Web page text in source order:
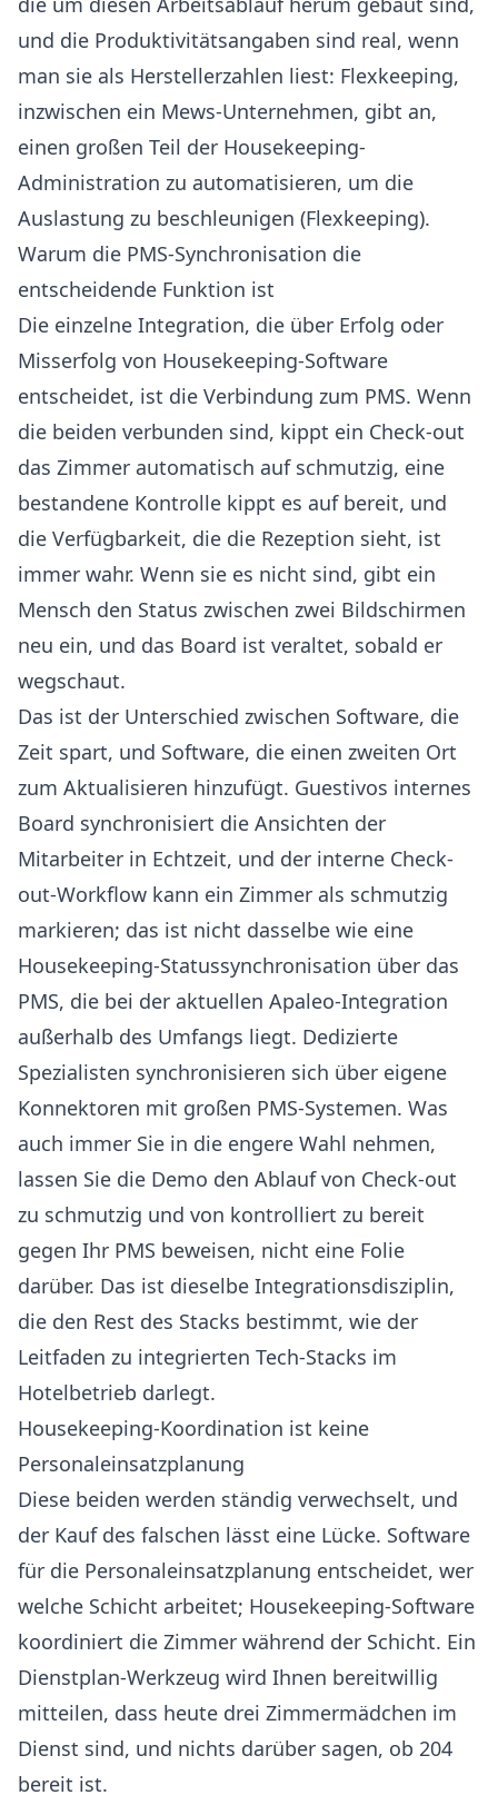
und die Produktivitätsangaben sind real, wenn
man sie als Herstellerzahlen liest: Flexkeeping,
inzwischen ein Mews-Unternehmen, gibt an,
einen großen Teil der Housekeeping-
Administration zu automatisieren, um die
Auslastung zu beschleunigen (Flexkeeping).
Warum die PMS-Synchronisation die
entscheidende Funktion ist
Die einzelne Integration, die über Erfolg oder
Misserfolg von Housekeeping-Software
entscheidet, ist die Verbindung zum PMS. Wenn
die beiden verbunden sind, kippt ein Check-out
das Zimmer automatisch auf schmutzig, eine
bestandene Kontrolle kippt es auf bereit, und
die Verfügbarkeit, die die Rezeption sieht, ist
immer wahr. Wenn sie es nicht sind, gibt ein
Mensch den Status zwischen zwei Bildschirmen
neu ein, und das Board ist veraltet, sobald er
wegschaut.
Das ist der Unterschied zwischen Software, die
Zeit spart, und Software, die einen zweiten Ort
zum Aktualisieren hinzufügt. Guestivos internes
Board synchronisiert die Ansichten der
Mitarbeiter in Echtzeit, und der interne Check-
out-Workflow kann ein Zimmer als schmutzig
markieren; das ist nicht dasselbe wie eine
Housekeeping-Statussynchronisation über das
PMS, die bei der aktuellen Apaleo-Integration
außerhalb des Umfangs liegt. Dedizierte
Spezialisten synchronisieren sich über eigene
Konnektoren mit großen PMS-Systemen. Was
auch immer Sie in die engere Wahl nehmen,
lassen Sie die Demo den Ablauf von Check-out
zu schmutzig und von kontrolliert zu bereit
gegen Ihr PMS beweisen, nicht eine Folie
darüber. Das ist dieselbe Integrationsdisziplin,
die den Rest des Stacks bestimmt, wie der
Leitfaden zu integrierten Tech-Stacks im
Hotelbetrieb darlegt.
Housekeeping-Koordination ist keine
Personaleinsatzplanung
Diese beiden werden ständig verwechselt, und
der Kauf des falschen lässt eine Lücke. Software
für die Personaleinsatzplanung entscheidet, wer
welche Schicht arbeitet; Housekeeping-Software
koordiniert die Zimmer während der Schicht. Ein
Dienstplan-Werkzeug wird Ihnen bereitwillig
mitteilen, dass heute drei Zimmermädchen im
Dienst sind, und nichts darüber sagen, ob 204
bereit ist.